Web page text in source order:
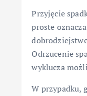
Przyjęcie
proste
Odrzucenie
wyklucza
W przypadku,